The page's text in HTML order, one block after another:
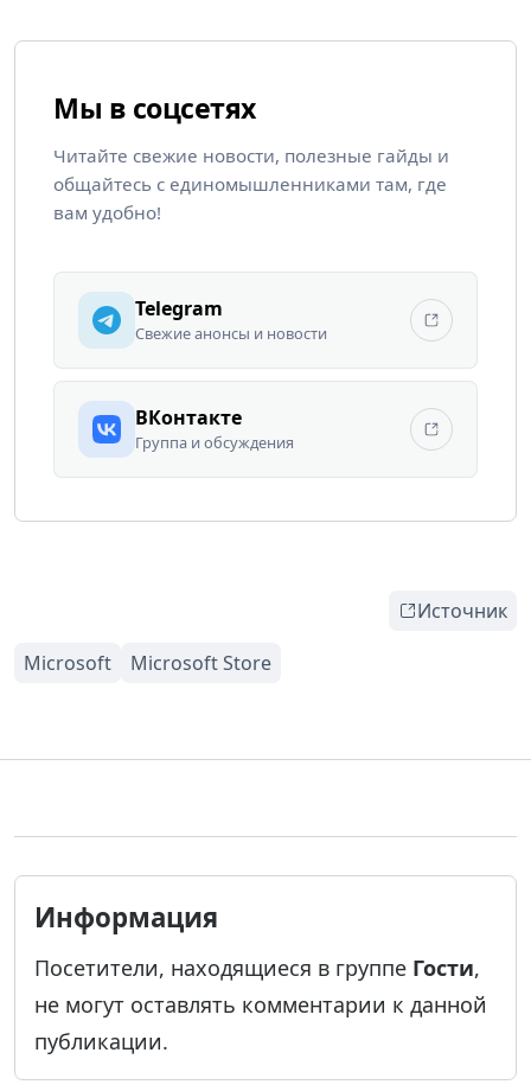
Мы в соцсетях
Читайте свежие новости, полезные гайды и
общайтесь с единомышленниками там, где
вам удобно!
Telegram
Свежие анонсы и новости
ВКонтакте
Группа и обсуждения
Источник
Информация
Посетители, находящиеся в группе Гости,
не могут оставлять комментарии к данной
публикации.